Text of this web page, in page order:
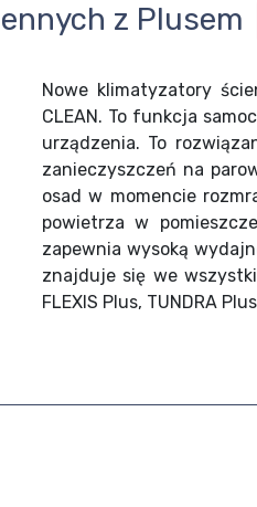
z Plusem
Nowe klimatyzatory
CLEAN. To funkcja
urządzenia. To
zanieczyszczeń na
osad w momencie
powietrza w
zapewnia wysoką
znajduje się we
FLEXIS Plus, TUNDRA